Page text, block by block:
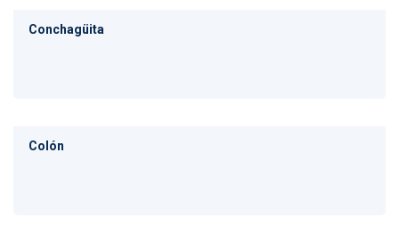
Conchagüita
Colón